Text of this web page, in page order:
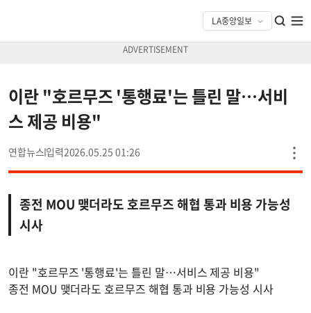
이란 "호르무즈 '통행료'는 틀린 말…서비
스 제공 비용"
연합뉴스 2026.05.25 01:26
종전 MOU 맺더라도 호르무즈 해협 통과 비용 가능성
시사
이란 "호르무즈 '통행료'는 틀린 말…서비스 제공 비용"
종전 MOU 맺더라도 호르무즈 해협 통과 비용 가능성 시사